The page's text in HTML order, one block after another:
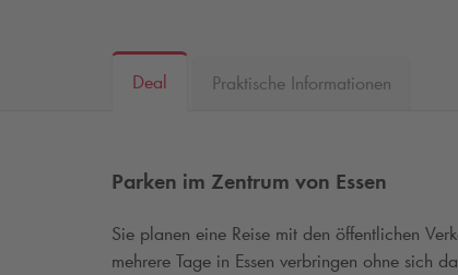
Deal Praktische Informationen
Parken im Zentrum von Essen
Sie planen eine Reise mit den öffentlichen
mehrere Tage in Essen verbringen ohne sich